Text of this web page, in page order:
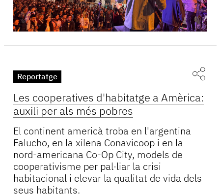
Reportatge
Les cooperatives d'habitatge a Amèrica:
auxili per als més pobres
El continent americà troba en l'argentina
Falucho, en la xilena Conavicoop i en la
nord-americana Co-Op City, models de
cooperativisme per pal·liar la crisi
habitacional i elevar la qualitat de vida dels
seus habitants.